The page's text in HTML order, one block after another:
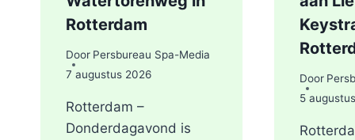
Rotterdam
Door Persbureau Spa-Media
7 augustus 2026
Rotterdam –
Donderdagavond is
Door
5